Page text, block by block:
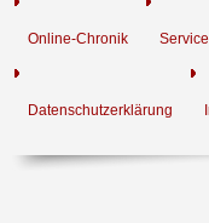
Online-Chronik Service
Datenschutzerklärung